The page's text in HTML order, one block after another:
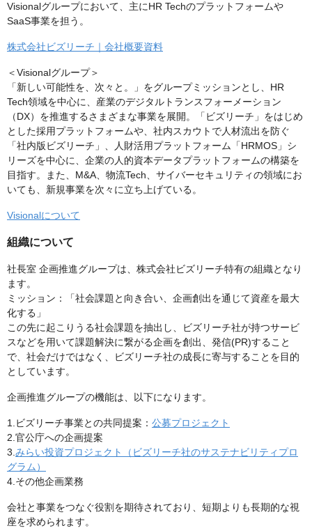
Visionalグループにおいて、主にHR Techのプラットフォームや
SaaS事業を担う。
株式会社ビズリーチ｜会社概要資料
＜Visionalグループ＞
「新しい可能性を、次々と。」をグループミッションとし、HR
Tech領域を中心に、産業のデジタルトランスフォーメーション
（DX）を推進するさまざまな事業を展開。「ビズリーチ」をはじめ
とした採用プラットフォームや、社内スカウトで人材流出を防ぐ
「社内版ビズリーチ」、人財活用プラットフォーム「HRMOS」シ
リーズを中心に、企業の人的資本データプラットフォームの構築を
目指す。また、M&A、物流Tech、サイバーセキュリティの領域にお
いても、新規事業を次々に立ち上げている。
Visionalについて
組織について
社長室 企画推進グループは、株式会社ビズリーチ特有の組織となり
ます。
ミッション：「社会課題と向き合い、企画創出を通じて資産を最大
化する」
この先に起こりうる社会課題を抽出し、ビズリーチ社が持つサービ
スなどを用いて課題解決に繋がる企画を創出、発信(PR)すること
で、社会だけではなく、ビズリーチ社の成長に寄与することを目的
としています。
企画推進グループの機能は、以下になります。
1.ビズリーチ事業との共同提案： 公募プロジェクト
2.官公庁への企画提案
3. みらい投資プロジェクト（ビズリーチ社のサステナビリティプロ
グラム）
4.その他企画業務
会社と事業をつなぐ役割を期待されており、短期よりも長期的な視
座を求められます。